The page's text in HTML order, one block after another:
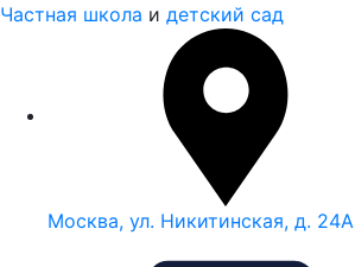
Частная школа и детский сад
Москва, ул. Никитинская, д. 24А